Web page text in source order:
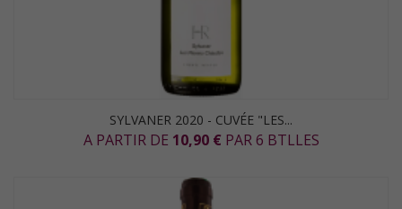
SYLVANER 2020 - CUVÉE "LES...
A PARTIR DE 10,90 € PAR 6 BTLLES